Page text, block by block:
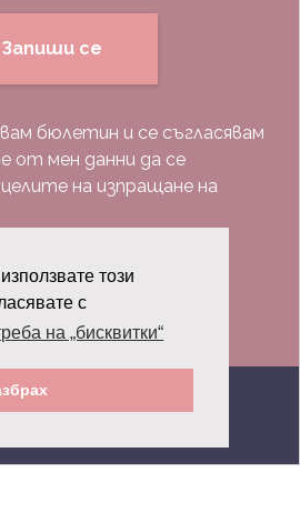
този
с
на „бисквитки“
Запиши се
бюлетин и се съгласявам
от мен данни да се
на изпращане на
ни:
- Всички права запазени